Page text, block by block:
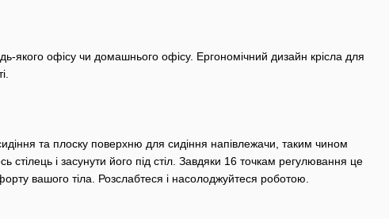
якого офісу чи домашнього офісу. Ергономічний дизайн крісла для
та плоску поверхню для сидіння напівлежачи, таким чином
і засунути його під стіл. Завдяки 16 точкам регулювання це
вашого тіла. Розслабтеся і насолоджуйтеся роботою.